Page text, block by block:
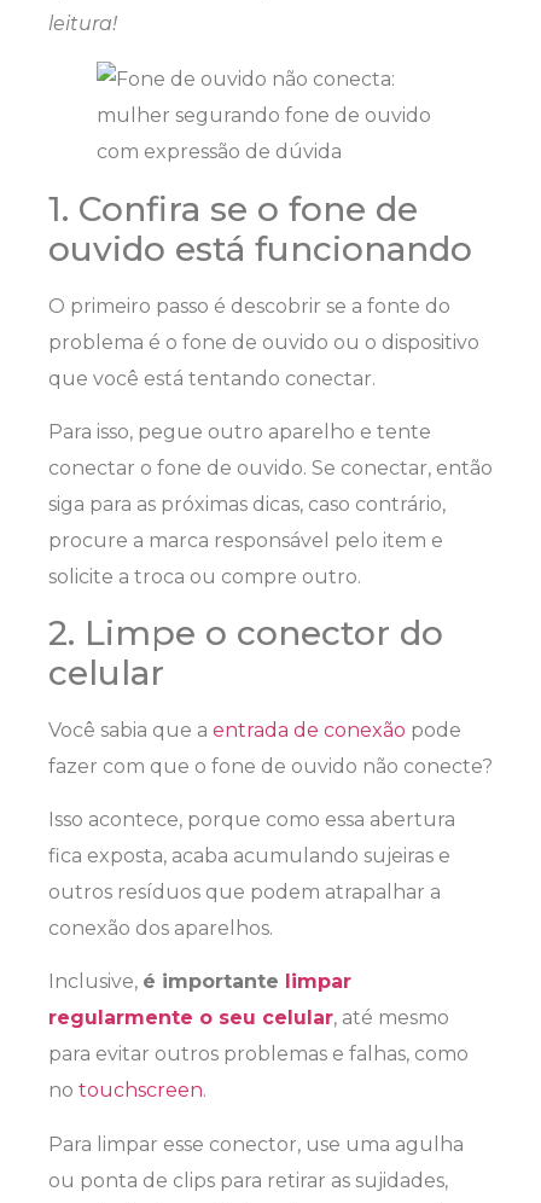
leitura!
1. Confira se o fone de
ouvido está funcionando
O primeiro passo é descobrir se a fonte do
problema é o fone de ouvido ou o dispositivo
que você está tentando conectar.
Para isso, pegue outro aparelho e tente
conectar o fone de ouvido. Se conectar, então
siga para as próximas dicas, caso contrário,
procure a marca responsável pelo item e
solicite a troca ou compre outro.
2. Limpe o conector do
celular
Você sabia que a entrada de conexão pode
fazer com que o fone de ouvido não conecte?
Isso acontece, porque como essa abertura
fica exposta, acaba acumulando sujeiras e
outros resíduos que podem atrapalhar a
conexão dos aparelhos.
Inclusive, é importante
limpar
regularmente o seu celular, até mesmo
para evitar outros problemas e falhas, como
no touchscreen.
Para limpar esse conector, use uma agulha
ou ponta de clips para retirar as sujidades,